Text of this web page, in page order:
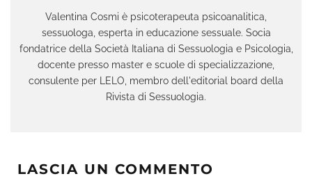
Valentina Cosmi è psicoterapeuta psicoanalitica,
sessuologa, esperta in educazione sessuale. Socia
fondatrice della Società Italiana di Sessuologia e Psicologia,
docente presso master e scuole di specializzazione,
consulente per LELO, membro dell'editorial board della
Rivista di Sessuologia.
LASCIA UN COMMENTO